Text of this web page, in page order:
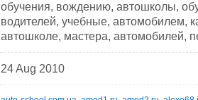
обучения, вождению, автошколы,
водителей, учебные, автомобилем,
автошколе, мастера, автомобилей,
24 Aug 2010